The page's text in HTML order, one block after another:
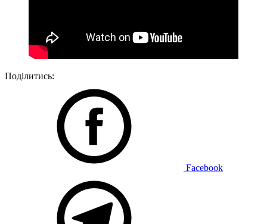
Поділитись:
Facebook